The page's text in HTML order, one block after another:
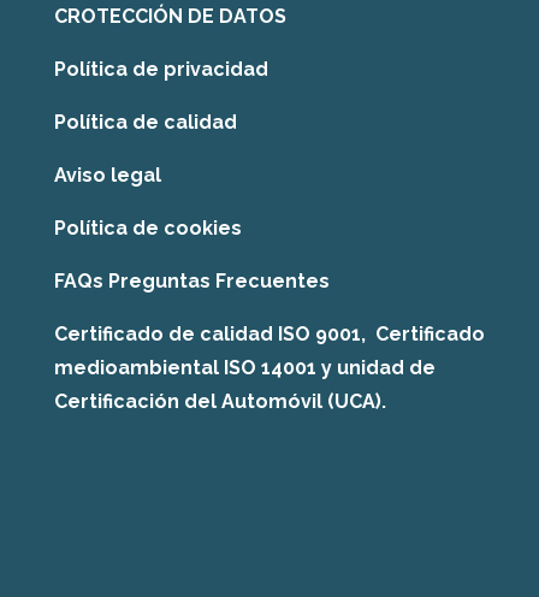
CROTECCIÓN DE DATOS
Política de privacidad
Política de calidad
Aviso legal
Política de cookies
FAQs Preguntas Frecuentes
Certificado de calidad ISO 9001, Certificado
medioambiental ISO 14001 y unidad de
Certificación del Automóvil (UCA).